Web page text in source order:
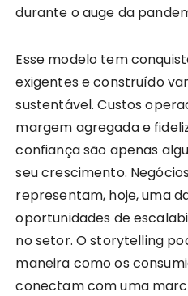
durante o auge da
Esse modelo tem
exigentes e construído
sustentável. Custos
margem agregada e
confiança são apenas
seu crescimento.
representam, hoje, uma
oportunidades de
no setor. O storytelling
maneira como os
conectam com uma